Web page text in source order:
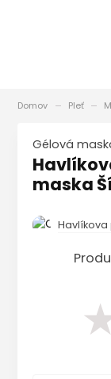
Domov Pleť
Gélová
maska